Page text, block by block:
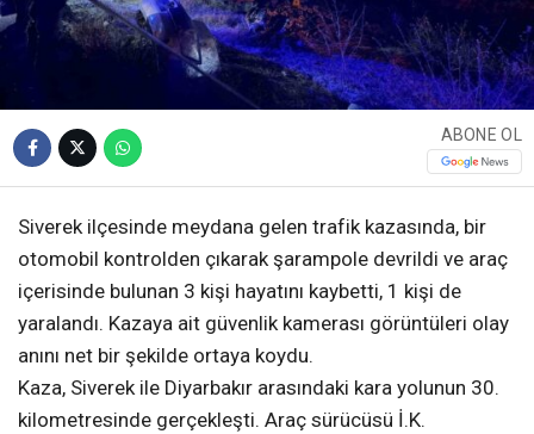
ABONE OL
Siverek ilçesinde meydana gelen trafik kazasında, bir
otomobil kontrolden çıkarak şarampole devrildi ve araç
içerisinde bulunan 3 kişi hayatını kaybetti, 1 kişi de
yaralandı. Kazaya ait güvenlik kamerası görüntüleri olay
anını net bir şekilde ortaya koydu.
Kaza, Siverek ile Diyarbakır arasındaki kara yolunun 30.
kilometresinde gerçekleşti. Araç sürücüsü İ.K.